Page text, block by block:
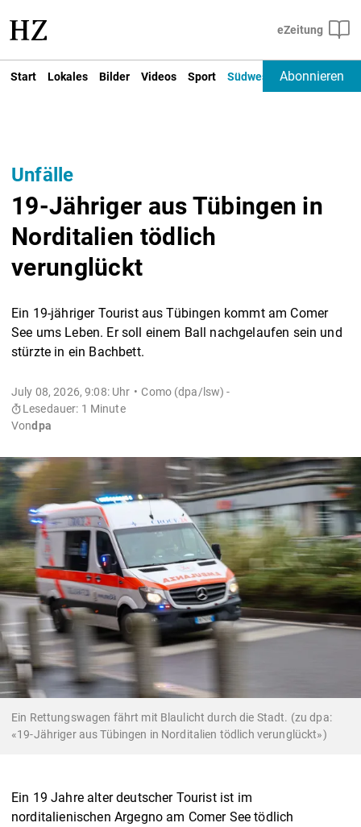
Start Lokales Bilder Videos Sport Südwest Deutschland
Abonnieren
Unfälle
19-Jähriger aus Tübingen in
Norditalien tödlich
verunglückt
Ein 19-jähriger Tourist aus Tübingen kommt am Comer
See ums Leben. Er soll einem Ball nachgelaufen sein und
stürzte in ein Bachbett.
July 08, 2026, 9:08: Uhr
Como (dpa/lsw) -
Lesedauer: 1 Minute
Vondpa
Ein Rettungswagen fährt mit Blaulicht durch die Stadt. (zu dpa:
«19-Jähriger aus Tübingen in Norditalien tödlich verunglückt»)
Ein 19 Jahre alter deutscher Tourist ist im
norditalienischen Argegno am Comer See tödlich